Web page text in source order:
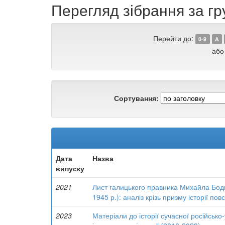
Перегляд зібрання за
Перейти до: 0-9 A
або
Сортування:
Дата
випуску
Назва
2021
Лист галицького правника Михайла
1945 р.): аналіз крізь призму історії
2023
Матеріали до історії сучасної